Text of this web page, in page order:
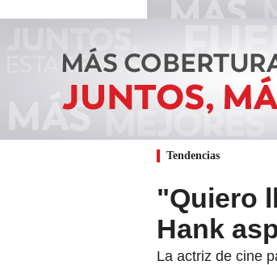
Tendencias
"Quiero
Hank
La actriz de cine